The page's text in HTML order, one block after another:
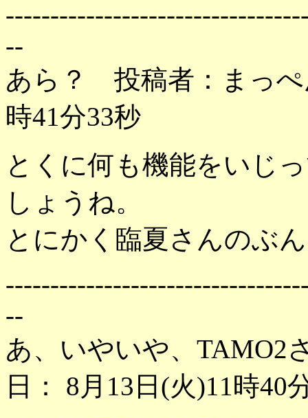
--
あら？ 投稿者：まっ
時41分33秒
とくに何も機能をいじ
しょうね。
とにかく臨夏さんのぶ
--
あ、いやいや、
日： 8月13日(火)11時40